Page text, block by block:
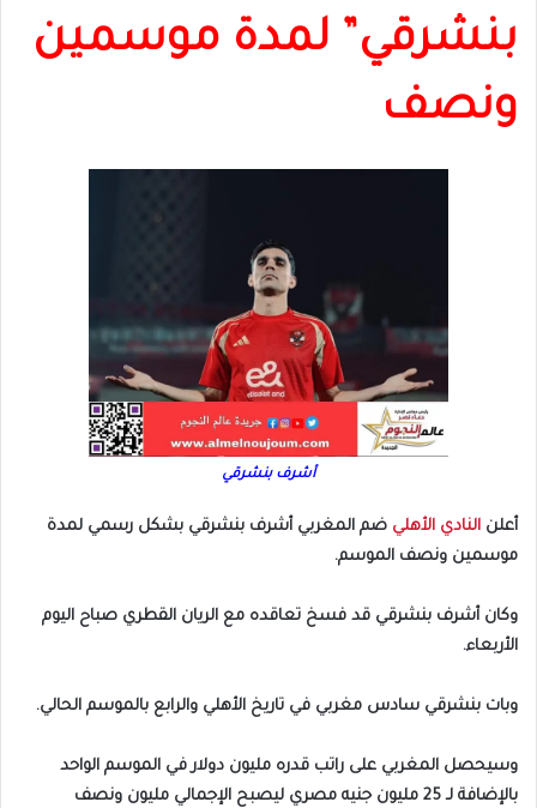
بنشرقي” لمدة موسمين
ونصف
أشرف بنشرقي
أعلن النادي الأهلي ضم المغربي أشرف بنشرقي بشكل رسمي لمدة
موسمين ونصف الموسم.
وكان أشرف بنشرقي قد فسخ تعاقده مع الريان القطري صباح اليوم
الأربعاء.
وبات بنشرقي سادس مغربي في تاريخ الأهلي والرابع بالموسم الحالي.
وسيحصل المغربي على راتب قدره مليون دولار في الموسم الواحد
بالإضافة لـ 25 مليون جنيه مصري ليصبح الإجمالي مليون ونصف